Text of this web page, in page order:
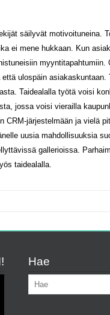
säilyvät motivoituneina.
ei mene hukkaan. Kun
myyntitapahtumiin.
ulospäin asiakaskuntaan.
Taidealalla työtä voisi
jossa voisi vierailla
järjestelmään ja vielä
uusia mahdollisuuksia
gallerioissa.
taidealalla.
Hae